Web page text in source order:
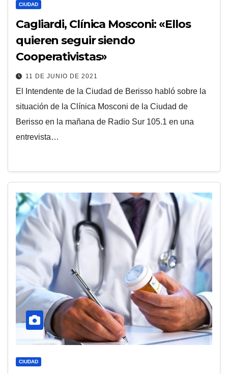
CIUDAD
Cagliardi, Clínica Mosconi: «Ellos
quieren seguir siendo
Cooperativistas»
11 DE JUNIO DE 2021
El Intendente de la Ciudad de Berisso habló sobre la
situación de la Clínica Mosconi de la Ciudad de
Berisso en la mañana de Radio Sur 105.1 en una
entrevista…
CIUDAD